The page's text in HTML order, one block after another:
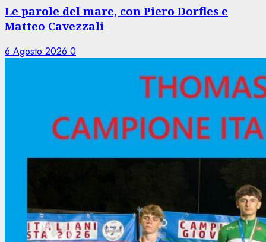
Le parole del mare, con Piero Dorfles e
Matteo Cavezzali
6 Agosto 2026 0